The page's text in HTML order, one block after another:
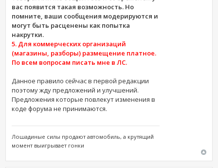
вас появится такая возможность. Но
помните, ваши сообщения модерируются и
могут быть расценены как попытка
накрутки.
5. Для коммерческих организаций
(магазины, разборы) размещение платное.
По всем вопросам писать мне в ЛС.
Данное правило сейчас в первой редакции
поэтому жду предложений и улучшений.
Предложения которые повлекут изменения в
коде форума не принимаются.
Лошадиные силы продают ​автомобиль, а крутящий
момент выигрывает гонки